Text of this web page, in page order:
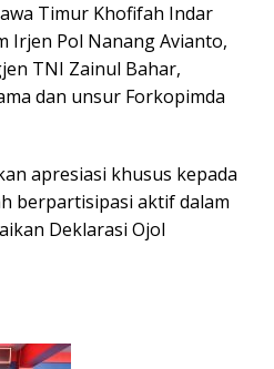
Timur Khofifah Indar
Irjen Pol Nanang Avianto,
TNI Zainul Bahar,
dan unsur Forkopimda
apresiasi khusus kepada
berpartisipasi aktif dalam
Deklarasi Ojol